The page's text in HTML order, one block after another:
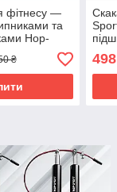
фітнесу —
та
Hop-
₴ 498